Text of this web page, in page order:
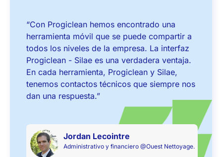
“Con Progiclean hemos encontrado una
herramienta móvil que se puede compartir a
todos los niveles de la empresa. La interfaz
Progiclean - Silae es una verdadera ventaja.
En cada herramienta, Progiclean y Silae,
tenemos contactos técnicos que siempre nos
dan una respuesta.”
Jordan Lecointre
Administrativo y financiero @Ouest Nettoyage.